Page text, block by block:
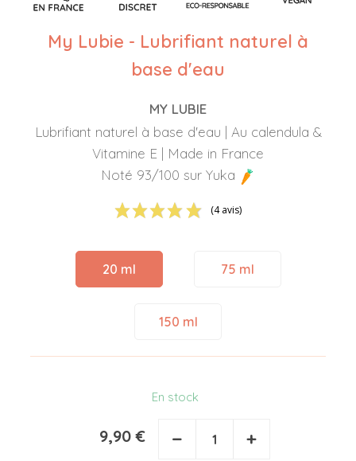
My Lubie - Lubrifiant naturel à
base d'eau
MY LUBIE
Lubrifiant naturel à base d'eau | Au calendula &
Vitamine E | Made in France
Noté 93/100 sur Yuka
(4 avis)
20 ml 75 ml
150 ml
En stock
9,90 € − +